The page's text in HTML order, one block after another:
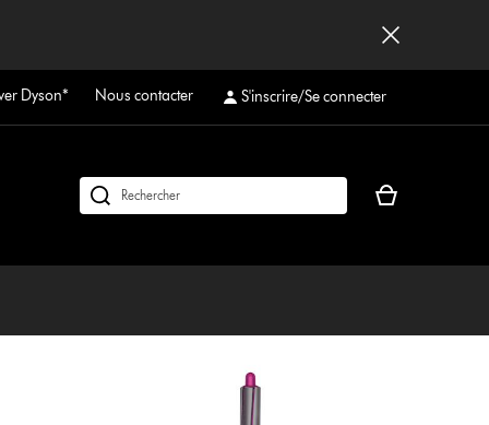
Dyson* Nous contacter S'inscrire/Se connecter
Rechercher
Votre
vide